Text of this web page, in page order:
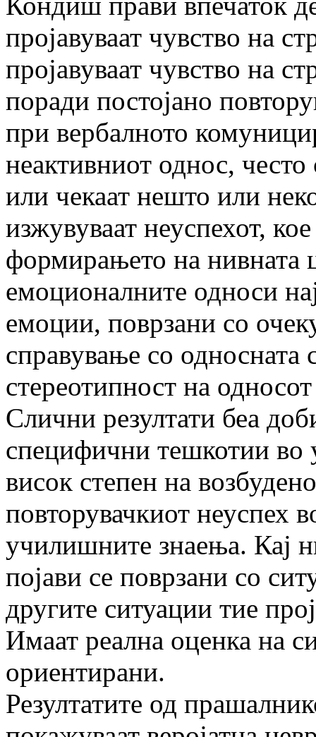
пројавуваат чувство на
пројавуваат чувство на
поради постојано
при вербалното
неактивниот однос,
или чекаат нешто или
изжувуваат неуспехот,
формирањето на нивната
емоционалните односи
емоции, поврзани со
справување со односната
стереотипност на
Слични резултати беа
специфични тешкотии во
висок степен на
повторувачкиот неуспех
училишните знаења. Кај
појави се поврзани со
другите ситуации тие
Имаат реална оценка на
ориентирани.
Резултатите од